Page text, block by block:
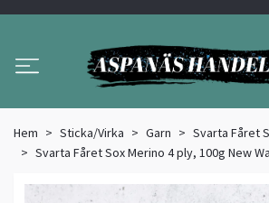
Hem Sticka/Virka Garn
Svarta Fåret
Svarta Fåret Sox Merino 4 ply, 100g New